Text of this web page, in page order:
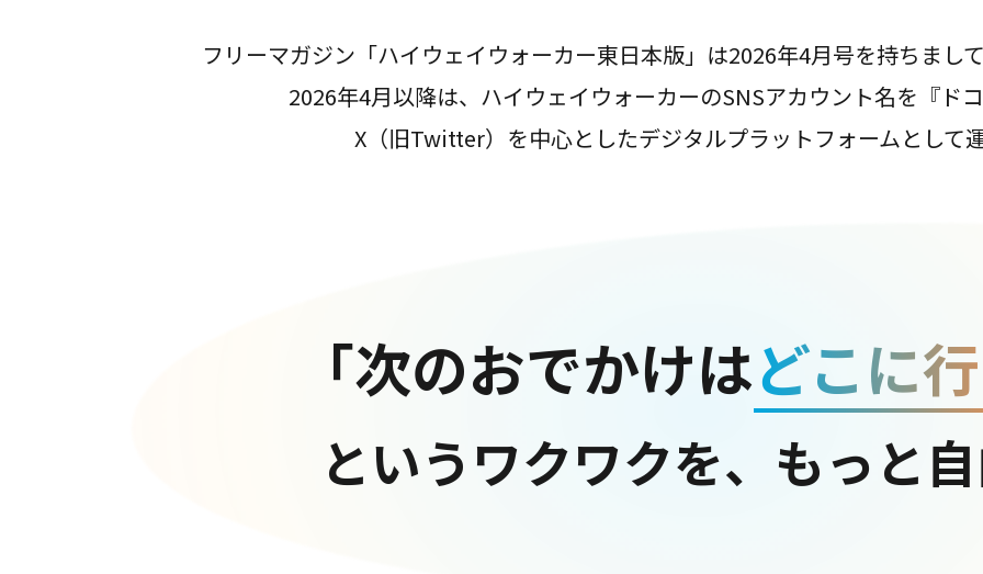
フリーマガジン「ハイウェイウォーカー東日本版」は2026年4月号を持ちまし
2026年4月以降は、ハイウェイウォーカーのSNSアカウント名を『ド
X（旧Twitter）を中心としたデジタルプラットフォームとして
「次のおでかけはどこに
というワクワクを、もっと